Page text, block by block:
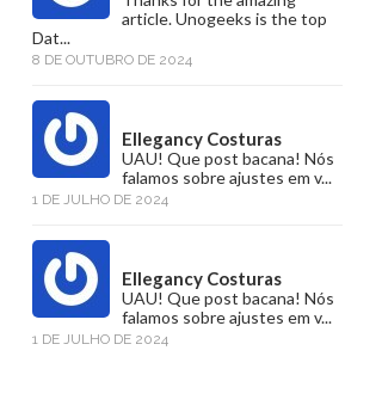
article. Unogeeks is the top
Dat...
8 DE OUTUBRO DE 2024
Ellegancy Costuras
UAU! Que post bacana! Nós
falamos sobre ajustes em v...
1 DE JULHO DE 2024
Ellegancy Costuras
UAU! Que post bacana! Nós
falamos sobre ajustes em v...
1 DE JULHO DE 2024